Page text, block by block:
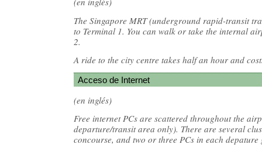
The Singapore MRT (underground rapid-transit
to Terminal 1. You can walk or take the internal
2.
A ride to the city centre takes half an hour and
Acceso de Internet
(en inglés)
Free internet PCs are scattered throughout the
departure/transit area only). There are several
concourse, and two or three PCs in each depature